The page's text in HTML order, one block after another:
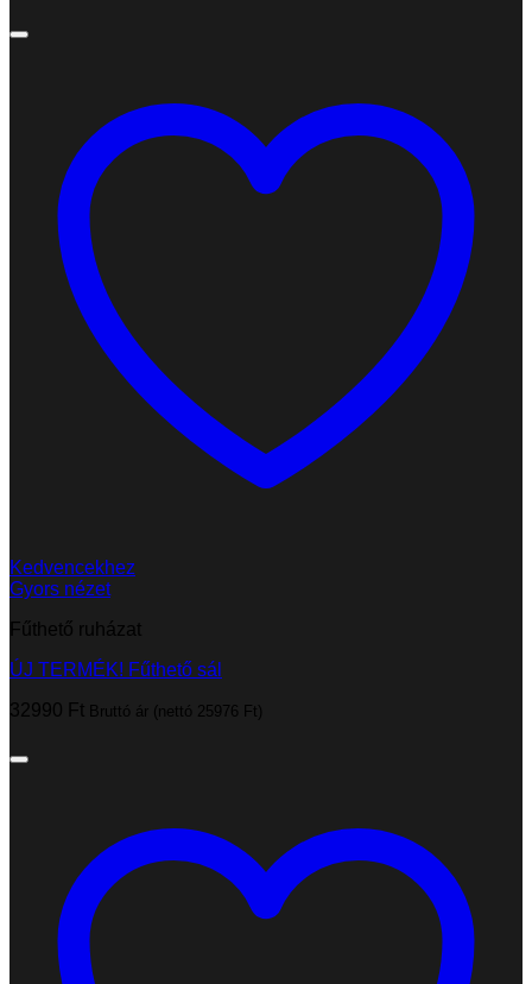
Kedvencekhez
Gyors nézet
Fűthető ruházat
ÚJ TERMÉK! Fűthető sál
32990 Ft Bruttó ár (nettó 25976 Ft )